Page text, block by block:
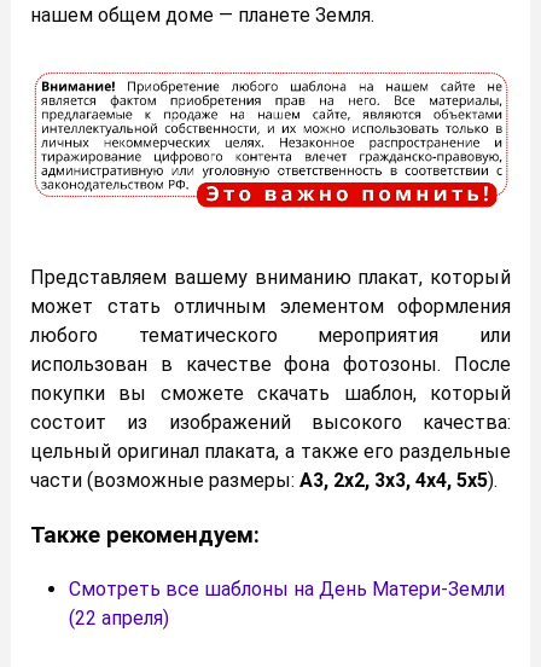
нашем общем доме — планете Земля.
Представляем вашему вниманию плакат, который
может стать отличным элементом оформления
любого тематического мероприятия или
использован в качестве фона фотозоны. После
покупки вы сможете скачать шаблон, который
состоит из изображений высокого качества:
цельный оригинал плаката, а также его раздельные
части (возможные размеры: А3, 2х2, 3х3, 4х4, 5х5).
Также рекомендуем:
Смотреть все шаблоны на День Матери-Земли
(22 апреля)